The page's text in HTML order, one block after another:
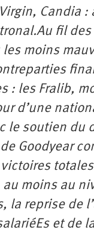
Candia
fil
moins
: les Fralib,
d’une
le soutien du
Goodyear
moins au
la reprise de
et de